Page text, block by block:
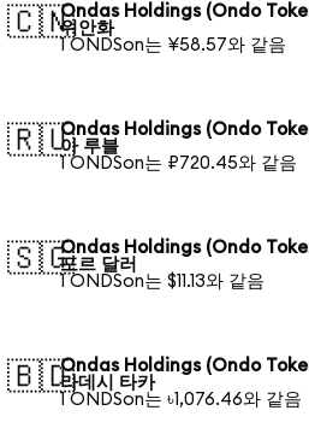
🇨🇳Ondas Holdings (Ondo
위안화
1 ONDSon는 ¥58.57와 같음
🇷🇺Ondas Holdings (Ondo
아 루블
1 ONDSon는 ₽720.45와 같음
🇸🇬Ondas Holdings (Ondo
포르 달러
1 ONDSon는 $11.13와 같음
🇧🇩Ondas Holdings (Ondo
라데시 타카
1 ONDSon는 ৳1,076.46와 같음